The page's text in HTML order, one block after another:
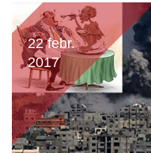
22 febr.
2017